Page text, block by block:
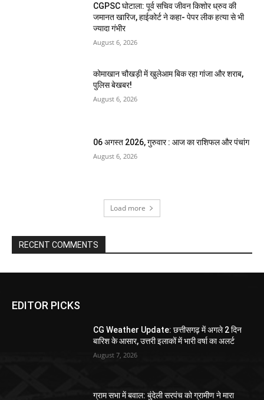
CGPSC घोटाला: पूर्व सचिव जीवन किशोर ध्रुव की
जमानत खारिज, हाईकोर्ट ने कहा- पेपर लीक हत्या से भी
ज्यादा गंभीर
August 6, 2026
कोमाखान चौखड़ी में खुलेआम बिक रहा गांजा और शराब,
पुलिस बेखबर!
August 6, 2026
06 अगस्त 2026, गुरुवार : आज का राशिफल और पंचांग
August 6, 2026
Load more
RECENT COMMENTS
EDITOR PICKS
CG Weather Update: छत्तीसगढ़ में अगले 2 दिन
बारिश के आसार, उत्तरी इलाकों में भारी वर्षा का अलर्ट
August 7, 2026
ग्राम सभा में बवाल: बुंदेली सरपंच को ग्रामीण ने मारा